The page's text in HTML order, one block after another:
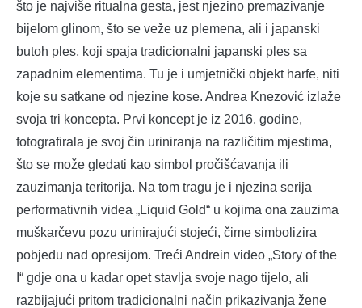
što je najviše ritualna gesta, jest njezino premazivanje
bijelom glinom, što se veže uz plemena, ali i japanski
butoh ples, koji spaja tradicionalni japanski ples sa
zapadnim elementima. Tu je i umjetnički objekt harfe, niti
koje su satkane od njezine kose. Andrea Knezović izlaže
svoja tri koncepta. Prvi koncept je iz 2016. godine,
fotografirala je svoj čin uriniranja na različitim mjestima,
što se može gledati kao simbol pročišćavanja ili
zauzimanja teritorija. Na tom tragu je i njezina serija
performativnih videa „Liquid Gold“ u kojima ona zauzima
muškarčevu pozu urinirajući stojeći, čime simbolizira
pobjedu nad opresijom. Treći Andrein video „Story of the
I“ gdje ona u kadar opet stavlja svoje nago tijelo, ali
razbijajući pritom tradicionalni način prikazivanja žene